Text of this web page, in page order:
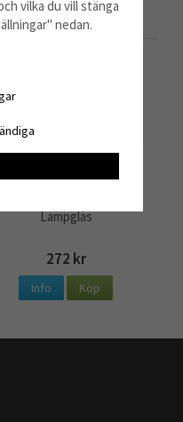
Info Köp
Lampglas
272 kr
Info Köp
vilka du vill stänga
nedan.